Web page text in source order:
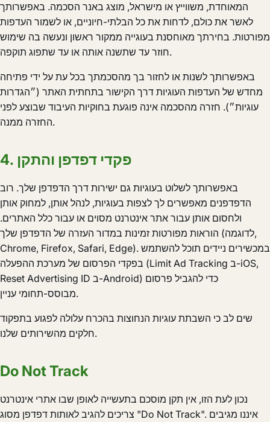
המאוחדת, משווייץ או מישראל, מוצג באנר הסכמה. באפשרותך
לאשר את כולם, לדחות את כל הבלתי-חיוניים, או לשמור העדפות
מפורטות. בחירתך מאוחסנת בעוגייה ממקור ראשון ונעשה בה שימוש
חוזר עד שתשנה אותה או עד שתפוג תוקפה.
באפשרותך לשנות או לחזור בך מהסכמתך בכל עת על ידי פתיחה
מחדש של העדפות העוגיות דרך הקישור בתחתית האתר (״הגדרות
עוגיות״). חזרה מהסכמה אינה פוגעת בחוקיות העיבוד שבוצע לפני
החזרה ממנה.
4. פקדי דפדפן והתקן
באפשרותך לשלוט בעוגיות גם ישירות דרך הדפדפן שלך. רוב
הדפדפנים מאפשרים לך לצפות בעוגיות, לנהל אותן, למחוק אותן
ולחסום אותן עבור אתר אינטרנט מסוים או עבור כלל האתרים.
הוראות מפורטות זמינות במדור העזרה של הדפדפן שלך (לדוגמה,
Chrome, Firefox, Safari, Edge). במכשירים ניידים תוכל להשתמש
בפקדי הפרסום של מערכת ההפעלה (Limit Ad Tracking ב-iOS,‏
Reset Advertising ID ב-Android) כדי להגביל פרסום
מבוסס-תחומי עניין.
שים לב כי השבתת עוגיות הנחוצות בהכרח עלולה לפגוע בתפקוד
חלקים מהשירותים שלנו.
Do Not Track
נכון לעת הזו, אין תקן מוסכם בתעשייה לאופן שבו אתרי אינטרנט
צריכים להגיב לאותות דפדפן מסוג "Do Not Track". איננו מגיבים